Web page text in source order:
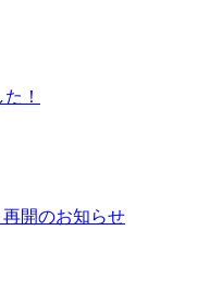
！
開のお知らせ